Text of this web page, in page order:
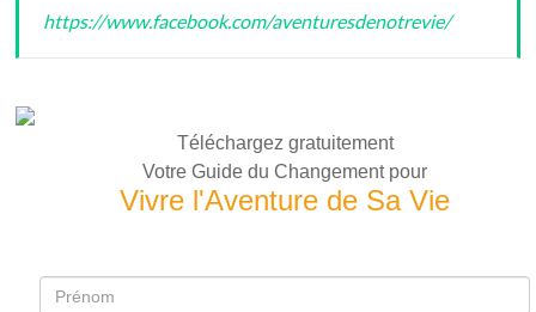
https://www.facebook.com/aventuresdenotrevie/
Téléchargez gratuitement
Votre Guide du Changement pour
Vivre l'Aventure de Sa Vie